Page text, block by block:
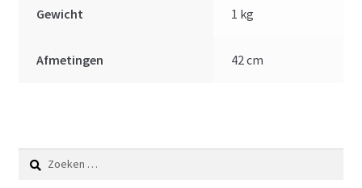
Gewicht 1 kg
Afmetingen 42 cm
Zoeken
naar: